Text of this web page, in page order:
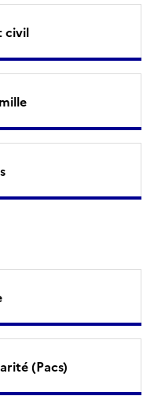
civil
(Pacs)